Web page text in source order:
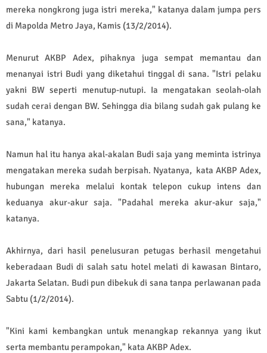
mereka nongkrong juga istri mereka," katanya dalam jumpa pers
di Mapolda Metro Jaya, Kamis (13/2/2014).
Menurut AKBP Adex, pihaknya juga sempat memantau dan
menanyai istri Budi yang diketahui tinggal di sana. "Istri pelaku
yakni BW seperti menutup-nutupi. Ia mengatakan seolah-olah
sudah cerai dengan BW. Sehingga dia bilang sudah gak pulang ke
sana," katanya.
Namun hal itu hanya akal-akalan Budi saja yang meminta istrinya
mengatakan mereka sudah berpisah. Nyatanya, kata AKBP Adex,
hubungan mereka melalui kontak telepon cukup intens dan
keduanya akur-akur saja. "Padahal mereka akur-akur saja,"
katanya.
Akhirnya, dari hasil penelusuran petugas berhasil mengetahui
keberadaan Budi di salah satu hotel melati di kawasan Bintaro,
Jakarta Selatan. Budi pun dibekuk di sana tanpa perlawanan pada
Sabtu (1/2/2014).
"Kini kami kembangkan untuk menangkap rekannya yang ikut
serta membantu perampokan," kata AKBP Adex.